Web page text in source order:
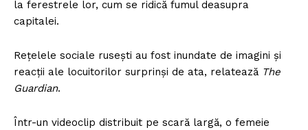
la ferestrele lor, cum se ridică fumul deasupra
capitalei.
Rețelele sociale rusești au fost inundate de imagini și
reacții ale locuitorilor surprinși de ata, relatează The
Guardian.
Într-un videoclip distribuit pe scară largă, o femeie